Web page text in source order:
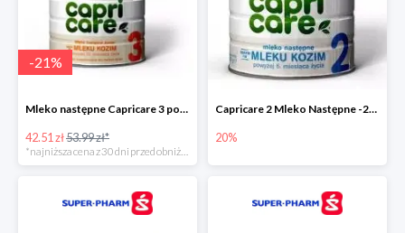
-21%
Mleko następne Capricare 3 powyżej 12 miesięcy 400 g
42.51 zł53.99 zł*
Capricare 2 Mleko Następne -20%
20%